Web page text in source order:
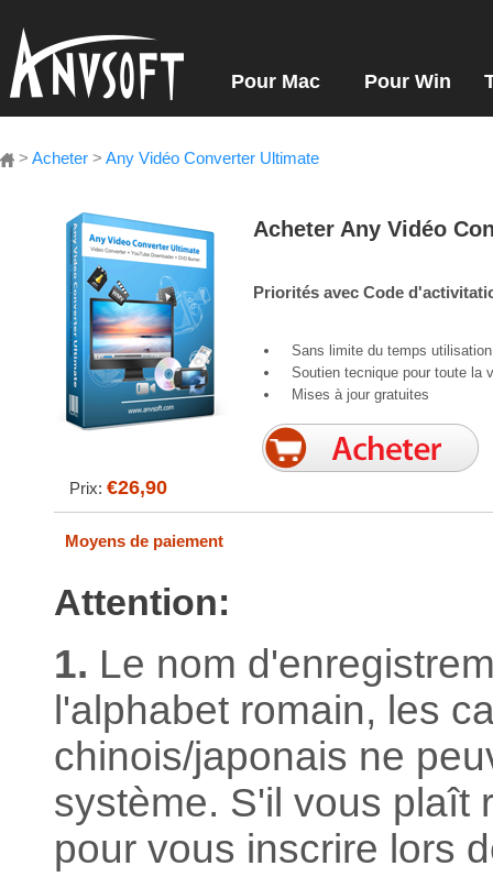
Pour Mac Pour Win
> Acheter > Any Vidéo Converter Ultimate
Prix: €26,90
Acheter Any Vidéo
Priorités avec Code
Sans limite du temps utilisation
Soutien tecnique pour toute la
Mises à jour gratuites
Moyens de paiement
Attention:
1. Le nom
l'alphabet romain, les
chinois/japonais ne
système. S'il vous plaît
pour vous inscrire lors